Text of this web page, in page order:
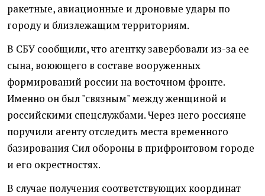
ракетные, авиационные и дроновые удары по
городу и близлежащим территориям.
В СБУ сообщили, что агентку завербовали из-за ее
сына, воюющего в составе вооруженных
формирований россии на восточном фронте.
Именно он был "связным" между женщиной и
российскими спецслужбами. Через него россияне
поручили агенту отследить места временного
базирования Сил обороны в прифронтовом городе
и его окрестностях.
В случае получения соответствующих координат